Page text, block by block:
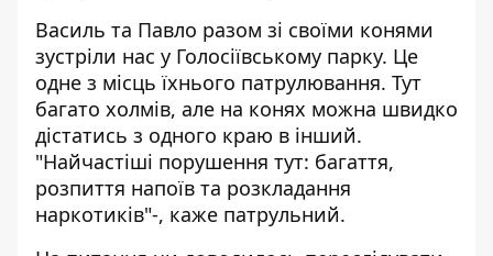
Василь та Павло разом зі своїми конями
зустріли нас у Голосіївському парку. Це
одне з місць їхнього патрулювання. Тут
багато холмів, але на конях можна швидко
дістатись з одного краю в інший.
"Найчастіші порушення тут: багаття,
розпиття напоїв та розкладання
наркотиків"-, каже патрульний.